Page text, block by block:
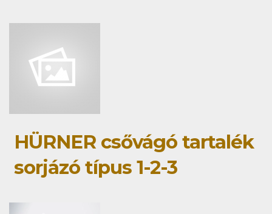
HÜRNER csővágó tartalék
sorjázó típus 1-2-3